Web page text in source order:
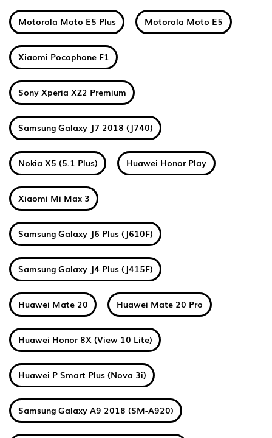
Motorola Moto E5 Plus Motorola Moto E5
Xiaomi Pocophone F1
Sony Xperia XZ2 Premium
Samsung Galaxy J7 2018 (J740)
Nokia X5 (5.1 Plus) Huawei Honor Play
Xiaomi Mi Max 3
Samsung Galaxy J6 Plus (J610F)
Samsung Galaxy J4 Plus (J415F)
Huawei Mate 20 Huawei Mate 20 Pro
Huawei Honor 8X (View 10 Lite)
Huawei P Smart Plus (Nova 3i)
Samsung Galaxy A9 2018 (SM-A920)